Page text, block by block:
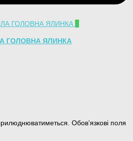
0
ГОЛОВНА ЯЛИНКА
Обов’язкові поля